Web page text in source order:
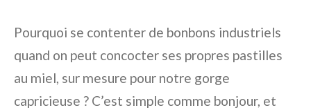
Pourquoi se contenter de bonbons industriels
quand on peut concocter ses propres pastilles
au miel, sur mesure pour notre gorge
capricieuse ? C’est simple comme bonjour, et